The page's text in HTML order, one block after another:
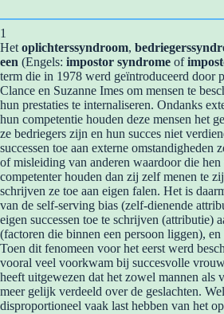
1
Het oplichterssyndroom,
een (Engels: impostor syndrome of
term die in 1978 werd geïntroduceerd door
Clance en Suzanne Imes om mensen te
hun prestaties te internaliseren. Ondanks
hun competentie houden deze mensen het
ze bedriegers zijn en hun succes niet
successen toe aan externe omstandigheden
of misleiding van anderen waardoor die
competenter houden dan zij zelf menen te
schrijven ze toe aan eigen falen. Het is
van de self-serving bias (zelf-dienende
eigen successen toe te schrijven (attributie)
(factoren die binnen een persoon liggen),
Toen dit fenomeen voor het eerst werd
vooral veel voorkwam bij succesvolle
heeft uitgewezen dat het zowel mannen als
meer gelijk verdeeld over de geslachten.
disproportioneel vaak last hebben van het